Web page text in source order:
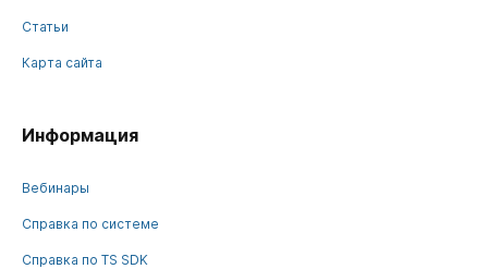
Статьи
Карта сайта
Информация
Вебинары
Справка по системе
Справка по TS SDK